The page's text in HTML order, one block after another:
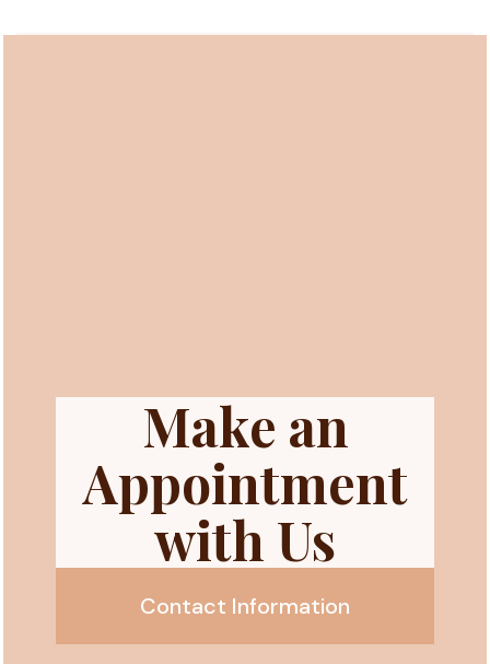
Make an
Appointment
with Us
Contact Information